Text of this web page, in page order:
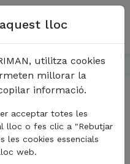
Select your language
Tornar
lloc
utilitza cookies
millorar la
informació.
acceptar totes les
lloc o fes clic a "Rebutjar
les cookies essencials
web.